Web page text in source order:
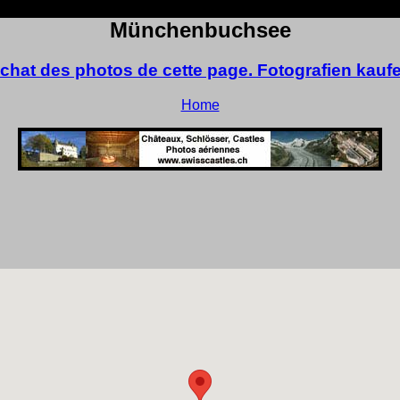
Münchenbuchsee
des photos de cette page. Fotografien
Home